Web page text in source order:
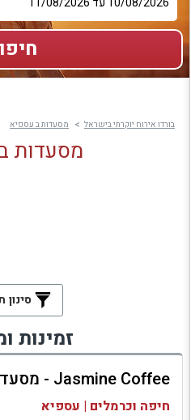
בורדו אירוח יוקרתי בישראל מסעדות ב עספיא
מסעדות
סינון
זמינות
Jasmine Coffee - מסעדת יסמין
חיפה וכרמלים | עספיא